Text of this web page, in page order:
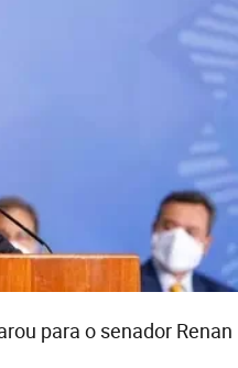
para o senador Renan